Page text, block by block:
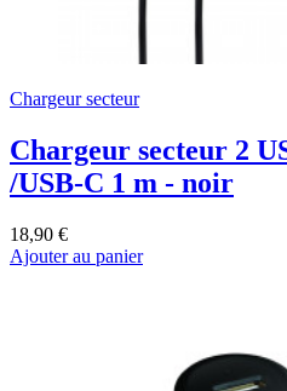
Chargeur secteur
Chargeur secteur 2
/USB-C 1 m - noir
18,90 €
Ajouter au panier